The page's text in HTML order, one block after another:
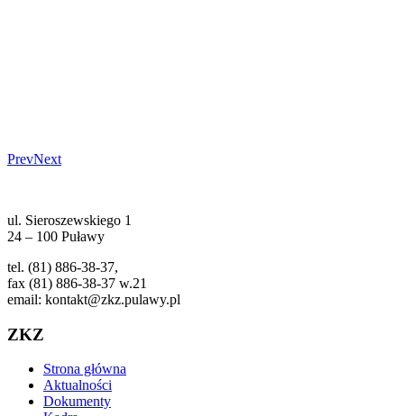
PrevNext
ul. Sieroszewskiego 1
24 – 100 Puławy
tel. (81) 886-38-37,
fax (81) 886-38-37 w.21
email: kontakt@zkz.pulawy.pl
ZKZ
Strona główna
Aktualności
Dokumenty